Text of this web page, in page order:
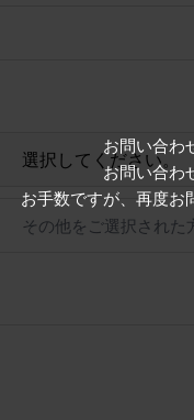
お問い合わ
お問い合わ
お手数ですが、再度お